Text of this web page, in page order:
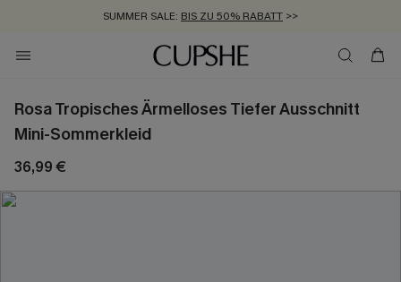
SUMMER SALE: BIS ZU 50% RABATT >>
ZUM NEWSLETTER:BIS ZU -20% EXTRA ERHALTEN
KOSTENLOSER VERSAND AB 89 €
Rosa Tropisches Ärmelloses Tiefer Ausschnitt
Mini-Sommerkleid
36,99 €